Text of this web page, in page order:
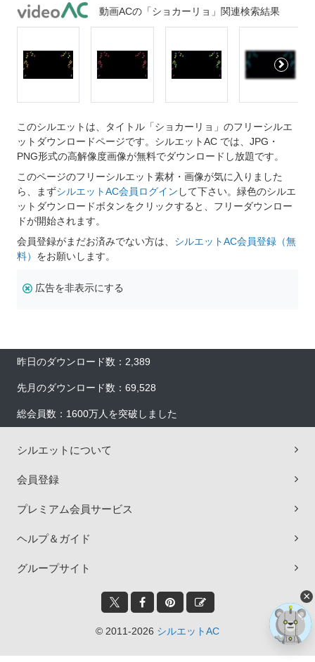
動画ACの「ショカーリョ」関連検索結果
このシルエットは、タイトル「ショカーリョ」のフリーシルエ
ットダウンロードページです。シルエットAC では、JPG・
PNG形式の高解像度画像が無料でダウンロードし放題です。
このページのフリーシルエット素材・画像が気に入りました
ら、まずシルエットAC会員ログイン して下さい。緑色のシルエ
ットダウンロードボタンをクリックすると、フリーダウンロー
ドが開始されます。
会員登録がまだお済みでない方は、 シルエットAC会員登録（無
料） をお願いします。
広告を非表示にする
昨日のダウンロード数：2,389
先月のダウンロード数：69,528
総会員数：1600万人を突破しました
シルエットについて
会員登録
プレミアム会員サービス
ヘルプ＆ガイド
グループサイト
© 2011-2026 シルエットAC
×